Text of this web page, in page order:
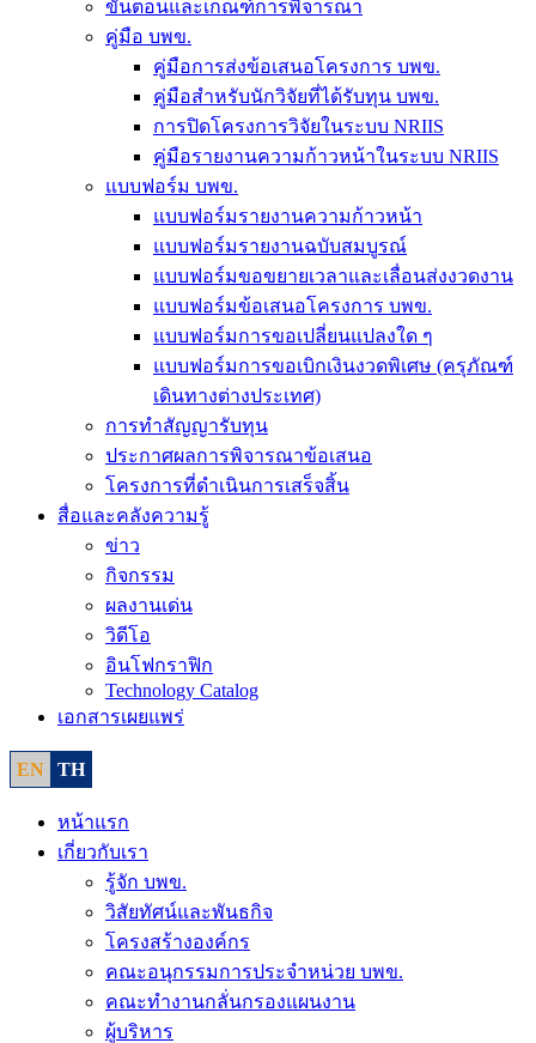
ขั้นตอนและเกณฑ์การพิจารณา
คู่มือ บพข.
คู่มือการส่งข้อเสนอโครงการ บพข.
คู่มือสำหรับนักวิจัยที่ได้รับทุน บพข.
การปิดโครงการวิจัยในระบบ NRIIS
คู่มือรายงานความก้าวหน้าในระบบ NRIIS
แบบฟอร์ม บพข.
แบบฟอร์มรายงานความก้าวหน้า
แบบฟอร์มรายงานฉบับสมบูรณ์
แบบฟอร์มขอขยายเวลาและเลื่อนส่งงวดงาน
แบบฟอร์มข้อเสนอโครงการ บพข.
แบบฟอร์มการขอเปลี่ยนแปลงใด ๆ
แบบฟอร์มการขอเบิกเงินงวดพิเศษ (ครุภัณฑ์
เดินทางต่างประเทศ)
การทำสัญญารับทุน
ประกาศผลการพิจารณาข้อเสนอ
โครงการที่ดำเนินการเสร็จสิ้น
สื่อและคลังความรู้
ข่าว
กิจกรรม
ผลงานเด่น
วิดีโอ
อินโฟกราฟิก
Technology Catalog
เอกสารเผยแพร่
EN TH
หน้าแรก
เกี่ยวกับเรา
รู้จัก บพข.
วิสัยทัศน์และพันธกิจ
โครงสร้างองค์กร
คณะอนุกรรมการประจำหน่วย บพข.
คณะทำงานกลั่นกรองแผนงาน
ผู้บริหาร